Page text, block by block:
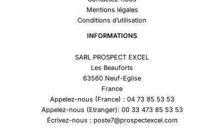
Mentions légales
Conditions d’utilisation
INFORMATIONS
SARL PROSPECT EXCEL
Les Beauforts
63560 Neuf-Eglise
France
Appelez-nous (France) : 04 73 85 53 53
Appelez-nous (Etranger): 00 33 473 85 53 53
Écrivez-nous : poste7@prospectexcel.com